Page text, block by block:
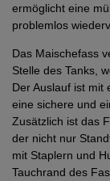
ermöglicht eine
problemlos
Das Maischefass
Stelle des Tanks,
Der Auslauf ist mit
eine sichere und
Zusätzlich ist das
der nicht nur
mit Staplern und
Tauchrand des